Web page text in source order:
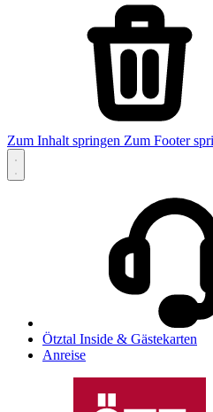
Zum Inhalt springen Zum Footer
Ötztal Inside & Gästekarten
Anreise